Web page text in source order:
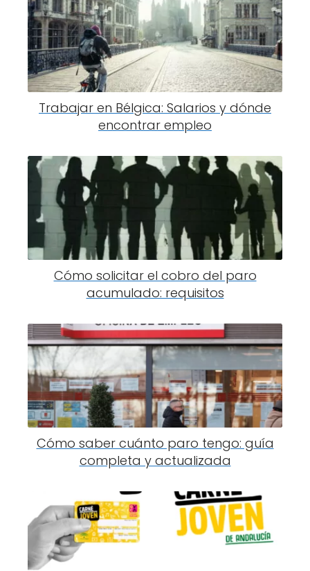
Trabajar en Bélgica: Salarios y dónde
encontrar empleo
Cómo solicitar el cobro del paro
acumulado: requisitos
Cómo saber cuánto paro tengo: guía
completa y actualizada